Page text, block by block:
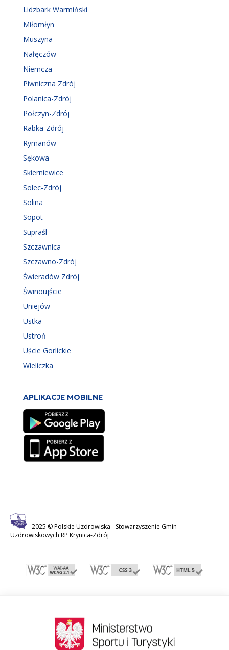
Lidzbark Warmiński
Miłomłyn
Muszyna
Nałęczów
Niemcza
Piwniczna Zdrój
Polanica-Zdrój
Połczyn-Zdrój
Rabka-Zdrój
Rymanów
Sękowa
Skierniewice
Solec-Zdrój
Solina
Sopot
Supraśl
Szczawnica
Szczawno-Zdrój
Świeradów Zdrój
Świnoujście
Uniejów
Ustka
Ustroń
Uście Gorlickie
Wieliczka
APLIKACJE MOBILNE
2025 © Polskie Uzdrowiska - Stowarzyszenie Gmin
Uzdrowiskowych RP Krynica-Zdrój